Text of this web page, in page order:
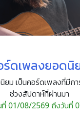
ร์ดเพลงยอดนิ
ม เป็นคอร์ดเพลงที่มีกา
ช่วงสัปดาห์ที่ผ่านมา
ที่ 01/08/2569 ถึงวันที่